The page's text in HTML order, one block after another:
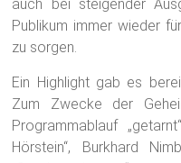
Ein Highlight gab es
Zum Zwecke der
Hörstein“, Burkhard
„Sonderverlosung“
Überraschung gelang,
hochverdient: Sein